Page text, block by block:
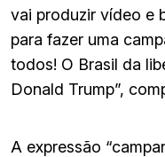
vai produzir vídeo e
para fazer uma
todos! O Brasil da
Donald Trump”,
A expressão